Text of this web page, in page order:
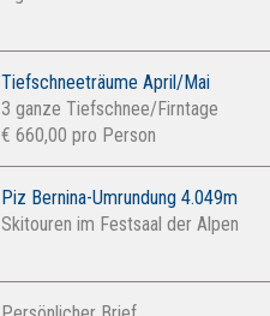
Tiefschneeträume April/Mai
3 ganze Tiefschnee/Firntage
€ 660,00 pro Person
Piz Bernina-Umrundung 4.049m
Skitouren im Festsaal der Alpen